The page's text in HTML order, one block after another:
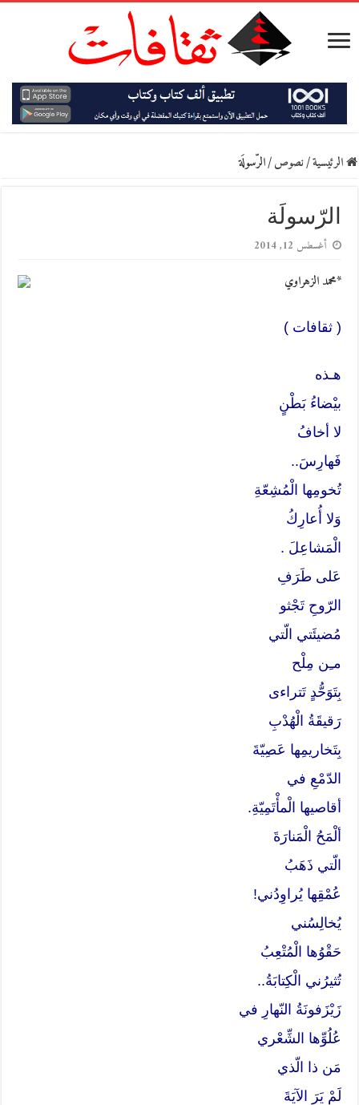
الرئيسية/نصوص/الرّسولَة
الرّسولَة
أغسطس 12, 2014
*محمد الزهراوي
( ثقافات )
هـذه
بيْضاءُ بَطْنٍ
لا أخافُ
فَهارِسَ..
تُخومِها الْمُشِعّةِ
وَلا أُعارِكُ
الْمَشاعِلَ .
عَلى طَرَفِ
الرّوحِ تَجْثو
مُضيئَتي الّتي
مـِن مِلْح
بِتَوَحُّدٍ تَتراءى
رَقيقَةُ الْهُدْبِ
بِتَخاريمِها عَصِيّةَ
الدّمْعِ في
أقاصيها الْمأْتَمِيّةِ.
ألْمَحُ الْمَنارَةَ
الّتي ذَهَبُ
عُمْقِها يُراوِدُني!
يُخالِسُني
حَقْوُها الْمُتْعِبُ
تُثيرُني الْكِتابَةُ..
زَيْزَفونَةُ النّهارِ في
عُلُوِّها الشِّعْري
مَن ذا الّذي
لَمْ يَرَ الآيَةَ